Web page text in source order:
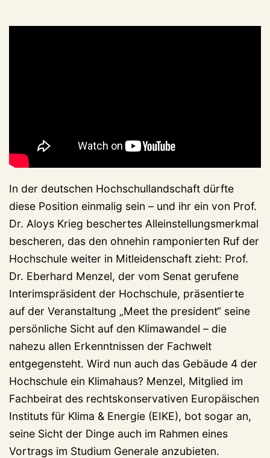
In der deutschen Hochschullandschaft dürfte
diese Position einmalig sein – und ihr ein von Prof.
Dr. Aloys Krieg beschertes Alleinstellungsmerkmal
bescheren, das den ohnehin ramponierten Ruf der
Hochschule weiter in Mitleidenschaft zieht: Prof.
Dr. Eberhard Menzel, der vom Senat gerufene
Interimspräsident der Hochschule, präsentierte
auf der Veranstaltung „Meet the president“ seine
persönliche Sicht auf den Klimawandel – die
nahezu allen Erkenntnissen der Fachwelt
entgegensteht. Wird nun auch das Gebäude 4 der
Hochschule ein Klimahaus? Menzel, Mitglied im
Fachbeirat des rechtskonservativen Europäischen
Instituts für Klima & Energie (EIKE), bot sogar an,
seine Sicht der Dinge auch im Rahmen eines
Vortrags im Studium Generale anzubieten.